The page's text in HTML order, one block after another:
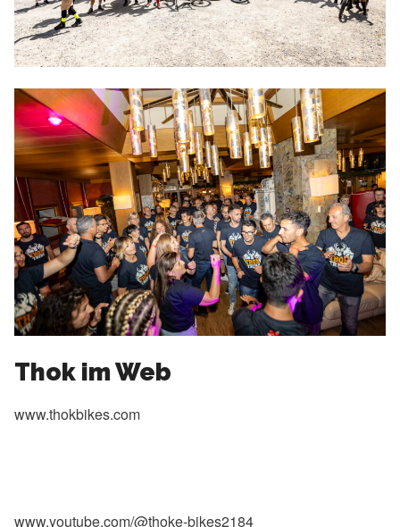
Thok im Web
www.thokbikes.com
www.youtube.com/@thoke-bikes2184